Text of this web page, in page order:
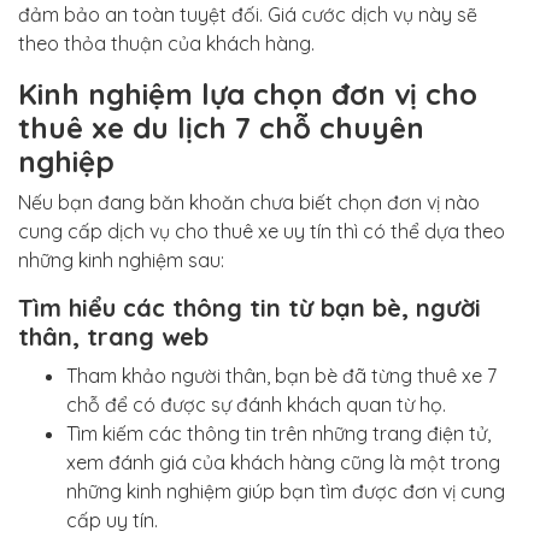
đảm bảo an toàn tuyệt đối. Giá cước dịch vụ này sẽ
theo thỏa thuận của khách hàng.
Kinh nghiệm lựa chọn đơn vị cho
thuê xe du lịch 7 chỗ chuyên
nghiệp
Nếu bạn đang băn khoăn chưa biết chọn đơn vị nào
cung cấp dịch vụ cho thuê xe uy tín thì có thể dựa theo
những kinh nghiệm sau:
Tìm hiểu các thông tin từ bạn bè, người
thân, trang web
Tham khảo người thân, bạn bè đã từng thuê xe 7
chỗ để có được sự đánh khách quan từ họ.
Tìm kiếm các thông tin trên những trang điện tử,
xem đánh giá của khách hàng cũng là một trong
những kinh nghiệm giúp bạn tìm được đơn vị cung
cấp uy tín.